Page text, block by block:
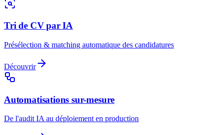
Tri de CV par IA
Présélection & matching automatique des candidatures
Découvrir
Automatisations sur-mesure
De l'audit IA au déploiement en production